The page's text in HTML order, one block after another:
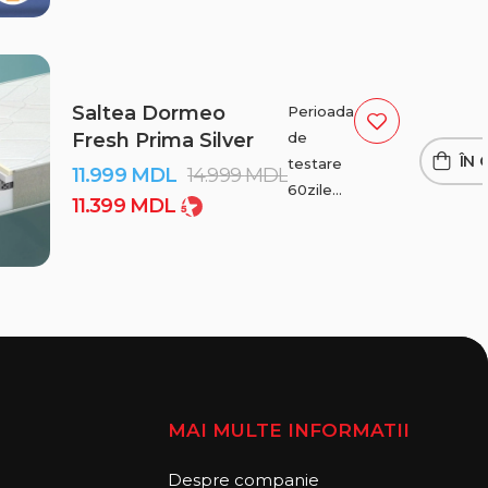
Saltea Dormeo
Fresh Prima Silver
11.999 MDL 14.999MDL
11.399 MDL
Perioada
de
testare
60zile
ÎN
MAI MULTE INFORMATII
Despre companie